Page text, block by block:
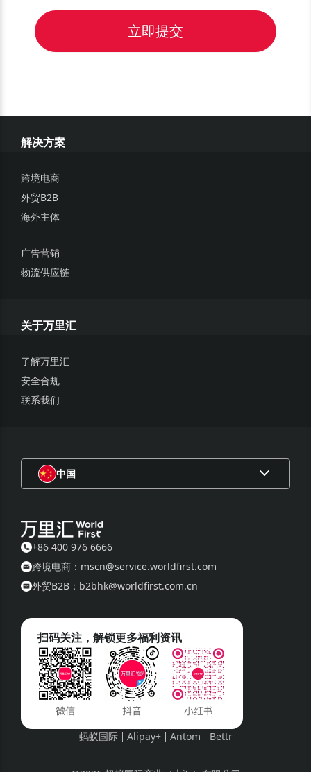
立即提交
解决方案
跨境电商
外贸B2B
海外主体
广告营销
物流供应链
关于万里汇
了解万里汇
安全合规
联系我们
中国
+86 400 976 6666
跨境电商：mscn@service.worldfirst.com
外贸B2B：b2bhk@worldfirst.com.cn
扫码关注，解锁更多福利资讯
蚂蚁国际 Alipay+ Antom Bettr